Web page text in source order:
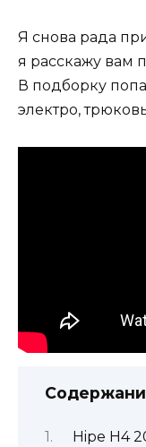
Я снова рада
я расскажу вам
В подборку
электро,
Hipe H4